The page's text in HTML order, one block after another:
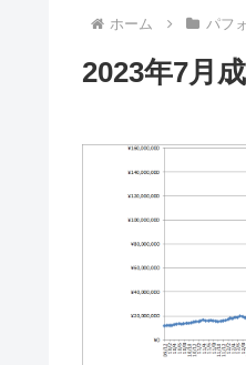
ホーム パフ
2023年7月